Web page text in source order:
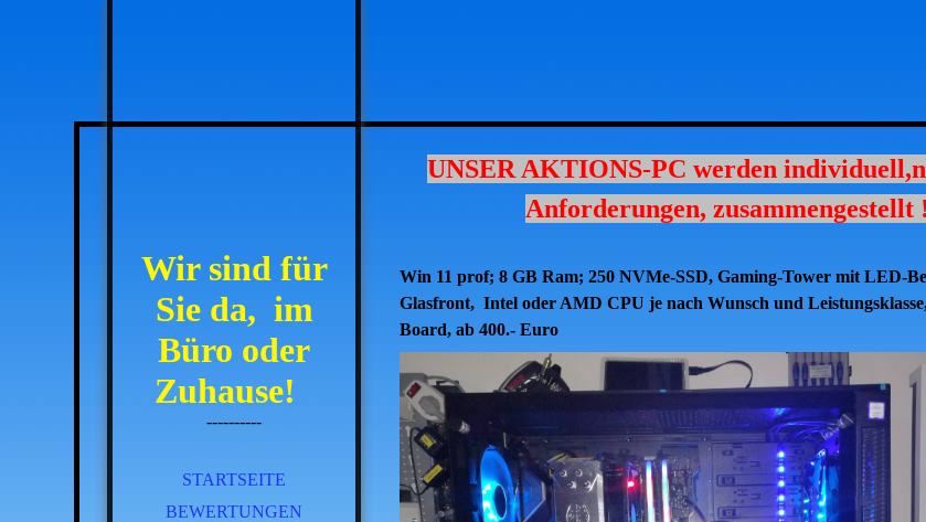
Wir sind für
Sie da, im
Büro oder
Zuhause!
----------
STARTSEITE
BEWERTUNGEN
UNSER AKTIONS-PC werden
Anforderungen, zusammengestellt !
Win 11 prof; 8 GB Ram; 250 NVMe-SSD, Gaming-Tower mit LED-
Glasfront, Intel oder AMD CPU je nach Wunsch und
Board, ab 400.- Euro